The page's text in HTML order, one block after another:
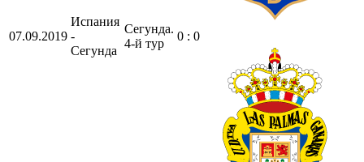
07.09.2019
Испания
-
Сегунда
Сегунда.
4-й тур
0 : 0